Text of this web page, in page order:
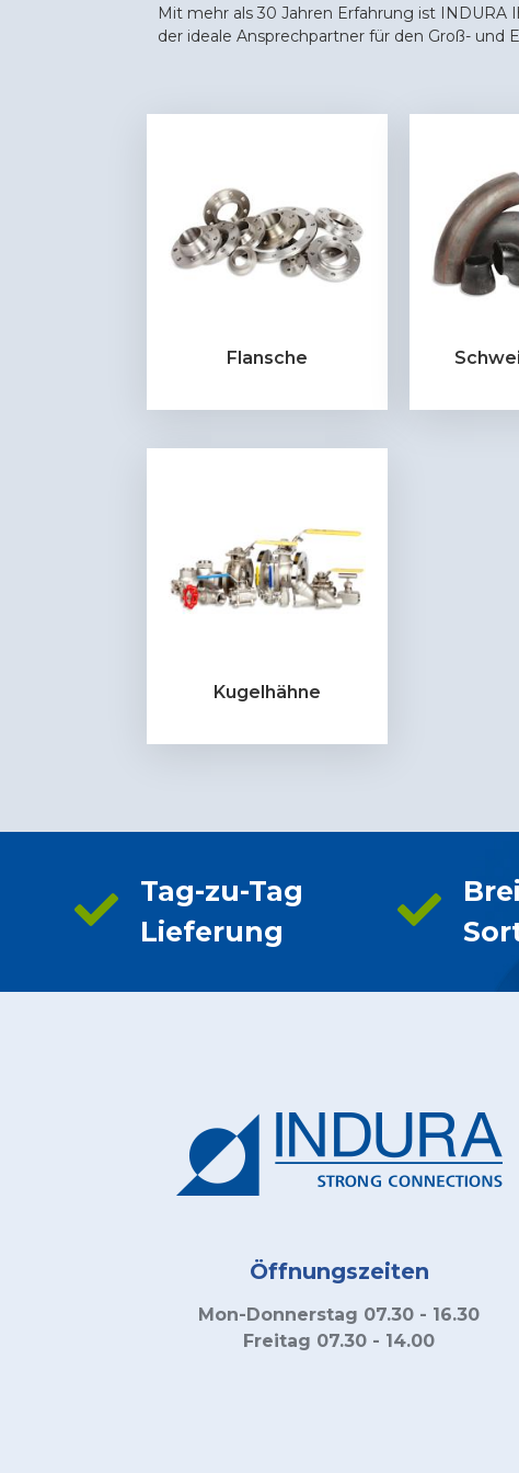
Mit mehr als 30 Jahren Erfahrung ist INDURA
der ideale Ansprechpartner für den Groß- und
Flansche
Kugelhähne
Tag-zu-Tag
Lieferung
Öffnungszeiten
Mon-Donnerstag 07.30 - 16.30
Freitag 07.30 - 14.00